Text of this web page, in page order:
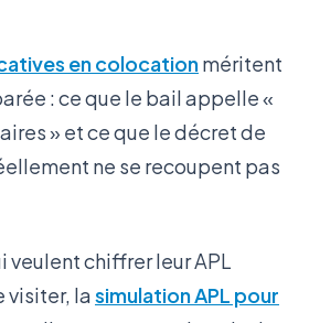
en colocationméritent
: ce que le bail appelle «
» et ce que le décret de
ne se recoupent pas
veulent chiffrer leur APL
visiter, lasimulation APL pour